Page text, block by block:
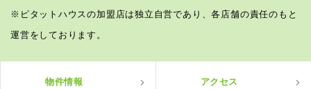
※ピタットハウスの加盟店は独立自営であり、各店舗の責任のもと
運営をしております。
物件情報 アクセス